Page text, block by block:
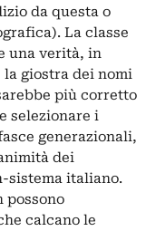
da questa o
La classe
una verità, in
la giostra dei nomi
più corretto
selezionare i
generazionali,
dei
sistema italiano.
possono
calcano le